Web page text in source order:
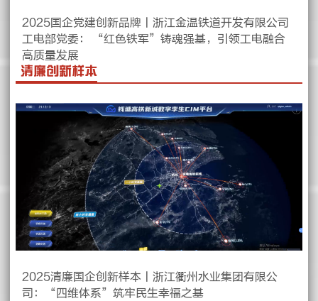
2025国企党建创新品牌丨浙江金温铁道开发有限公司
工电部党委： “红色铁军”铸魂强基，引领工电融合
高质量发展
清廉创新样本
2025清廉国企创新样本丨浙江衢州水业集团有限公
司：“四维体系”筑牢民生幸福之基